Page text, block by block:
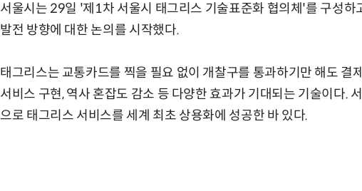
서울시는 29일 '제1차 서울시 태그리스 기술표준화 협의체'를 구성하
발전 방향에 대한 논의를 시작했다.
태그리스는 교통카드를 찍을 필요 없이 개찰구를 통과하기만 해도 결
서비스 구현, 역사 혼잡도 감소 등 다양한 효과가 기대되는 기술이다.
으로 태그리스 서비스를 세계 최초 상용화에 성공한 바 있다.